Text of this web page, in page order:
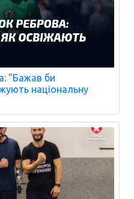
"Бажав би
національну